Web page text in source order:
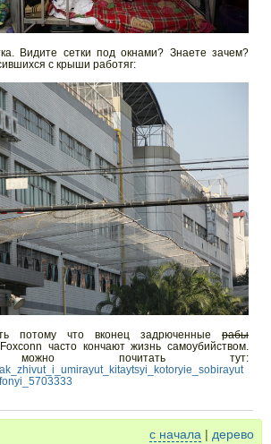
Видите сетки под окнами? Знаете зачем?
с крыши работяг:
потому что вконец задрюченные рабы
часто кончают жизнь самоубийством.
можно почитать тут:
с начала | дерево